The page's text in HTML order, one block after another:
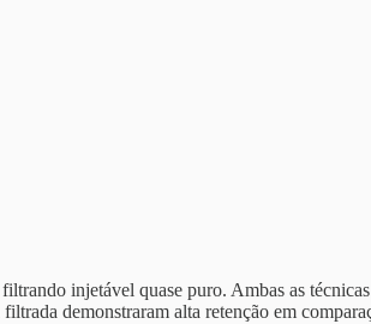
injetável quase puro. Ambas as
demonstraram alta retenção em